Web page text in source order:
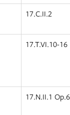
17.C.II.2
17.T.VI.10-16
17.N.II.1 Op.6